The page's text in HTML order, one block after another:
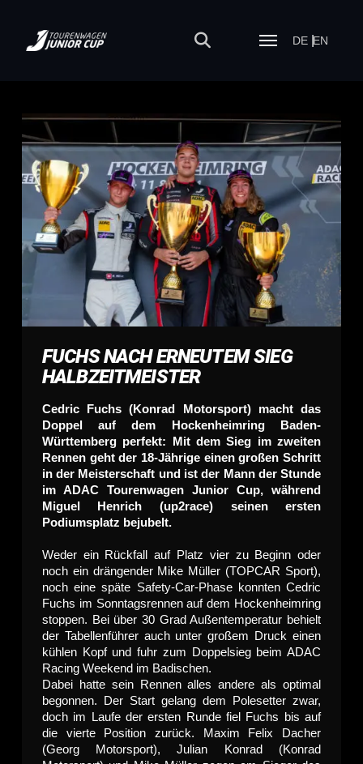
DE EN
FUCHS NACH ERNEUTEM SIEG
HALBZEITMEISTER
Cedric Fuchs (Konrad Motorsport) macht das
Doppel auf dem Hockenheimring Baden-
Württemberg perfekt: Mit dem Sieg im zweiten
Rennen geht der 18-Jährige einen großen Schritt
in der Meisterschaft und ist der Mann der Stunde
im ADAC Tourenwagen Junior Cup, während
Miguel Henrich (up2race) seinen ersten
Podiumsplatz bejubelt.
Weder ein Rückfall auf Platz vier zu Beginn oder
noch ein drängender Mike Müller (TOPCAR Sport),
noch eine späte Safety-Car-Phase konnten Cedric
Fuchs im Sonntagsrennen auf dem Hockenheimring
stoppen. Bei über 30 Grad Außentemperatur behielt
der Tabellenführer auch unter großem Druck einen
kühlen Kopf und fuhr zum Doppelsieg beim ADAC
Racing Weekend im Badischen.
Dabei hatte sein Rennen alles andere als optimal
begonnen. Der Start gelang dem Polesetter zwar,
doch im Laufe der ersten Runde fiel Fuchs bis auf
die vierte Position zurück. Maxim Felix Dacher
(Georg Motorsport), Julian Konrad (Konrad